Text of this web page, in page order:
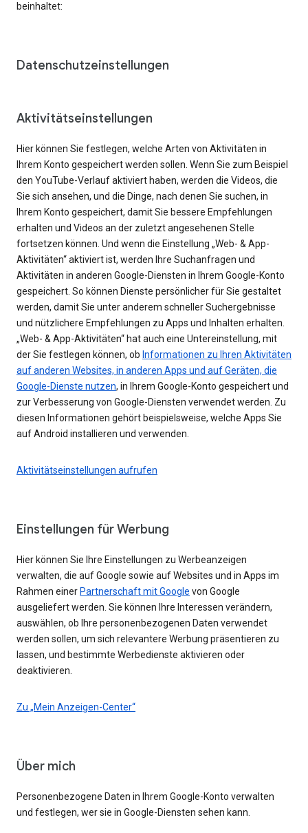
beinhaltet:
Datenschutzeinstellungen
Aktivitätseinstellungen
Hier können Sie festlegen, welche Arten von Aktivitäten in
Ihrem Konto gespeichert werden sollen. Wenn Sie zum Beispiel
den YouTube-Verlauf aktiviert haben, werden die Videos, die
Sie sich ansehen, und die Dinge, nach denen Sie suchen, in
Ihrem Konto gespeichert, damit Sie bessere Empfehlungen
erhalten und Videos an der zuletzt angesehenen Stelle
fortsetzen können. Und wenn die Einstellung „Web- & App-
Aktivitäten“ aktiviert ist, werden Ihre Suchanfragen und
Aktivitäten in anderen Google-Diensten in Ihrem Google-Konto
gespeichert. So können Dienste persönlicher für Sie gestaltet
werden, damit Sie unter anderem schneller Suchergebnisse
und nützlichere Empfehlungen zu Apps und Inhalten erhalten.
„Web- & App-Aktivitäten“ hat auch eine Untereinstellung, mit
der Sie festlegen können, ob Informationen zu Ihren Aktivitäten
auf anderen Websites, in anderen Apps und auf Geräten, die
Google-Dienste nutzen, in Ihrem Google-Konto gespeichert und
zur Verbesserung von Google-Diensten verwendet werden. Zu
diesen Informationen gehört beispielsweise, welche Apps Sie
auf Android installieren und verwenden.
Aktivitätseinstellungen aufrufen
Einstellungen für Werbung
Hier können Sie Ihre Einstellungen zu Werbeanzeigen
verwalten, die auf Google sowie auf Websites und in Apps im
Rahmen einer Partnerschaft mit Google von Google
ausgeliefert werden. Sie können Ihre Interessen verändern,
auswählen, ob Ihre personenbezogenen Daten verwendet
werden sollen, um sich relevantere Werbung präsentieren zu
lassen, und bestimmte Werbedienste aktivieren oder
deaktivieren.
Zu „Mein Anzeigen-Center“
Über mich
Personenbezogene Daten in Ihrem Google-Konto verwalten
und festlegen, wer sie in Google-Diensten sehen kann.